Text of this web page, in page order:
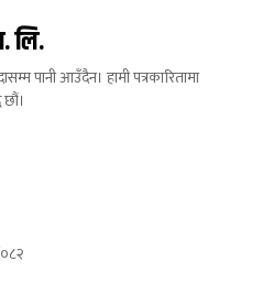
लि.
पानी आउँदैन। हामी पत्रकारितामा